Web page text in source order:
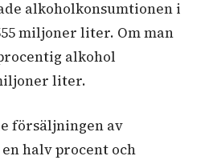
alkoholkonsumtionen i
miljoner liter. Om man
alkohol
liter.
försäljningen av
halv procent och